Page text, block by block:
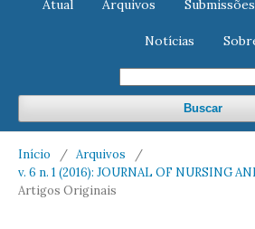
Atual Arquivos Submissões
Notícias
Buscar
Início / Arquivos
/
v. 6 n. 1 (2016): JOURNAL OF NURSING
Artigos Originais